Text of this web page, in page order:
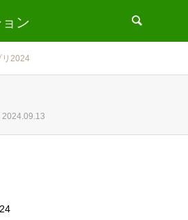
ン
リ2024
2024.09.13